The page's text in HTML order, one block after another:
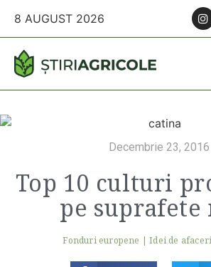
8 AUGUST 2026
Decembrie 23, 2016
Top 10 culturi
pe suprafete
Fonduri europene |Idei de afaceri